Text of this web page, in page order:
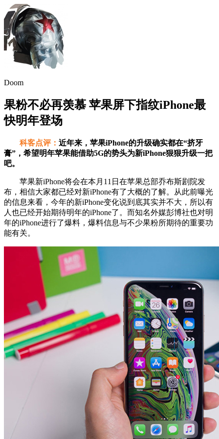
Doom
果粉不必再羡慕 苹果屏下指纹iPhone最
快明年登场
科客点评： 近年来，苹果iPhone的升级确实都在“挤牙
膏”，希望明年苹果能借助5G的势头为新iPhone狠狠升级一把
吧。
苹果新iPhone将会在本月11日在苹果总部乔布斯剧院发
布，相信大家都已经对新iPhone有了大概的了解。从此前曝光
的信息来看，今年的新iPhone变化说到底其实并不大，所以有
人也已经开始期待明年的iPhone了。而知名外媒彭博社也对明
年的iPhone进行了爆料，爆料信息与不少果粉所期待的重要功
能有关。